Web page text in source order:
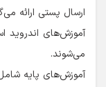
ارسال پستی ارائه
آموزش‌های اندروید
می‌شوند.
آموزش‌های پایه